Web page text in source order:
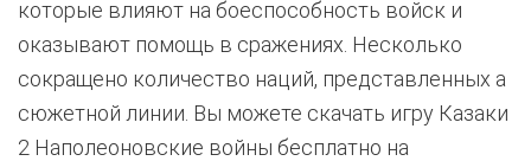
которые влияют на боеспособность войск и
оказывают помощь в сражениях. Несколько
сокращено количество наций, представленных а
сюжетной линии. Вы можете скачать игру Казаки
2 Наполеоновские войны бесплатно на